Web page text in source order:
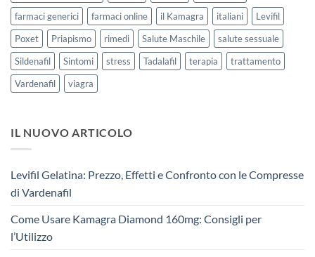
farmaci generici
farmaci online il Kamagra italiani
Levifil
Poxet
Priapismo rimedi Salute Maschile
salute sessuale
Sildenafil
Sintomi stress Tadalafil terapia
trattamento
Vardenafil
viagra
IL NUOVO ARTICOLO
Levifil Gelatina: Prezzo, Effetti e Confronto con le Compresse
di Vardenafil
Come Usare Kamagra Diamond 160mg: Consigli per
l’Utilizzo